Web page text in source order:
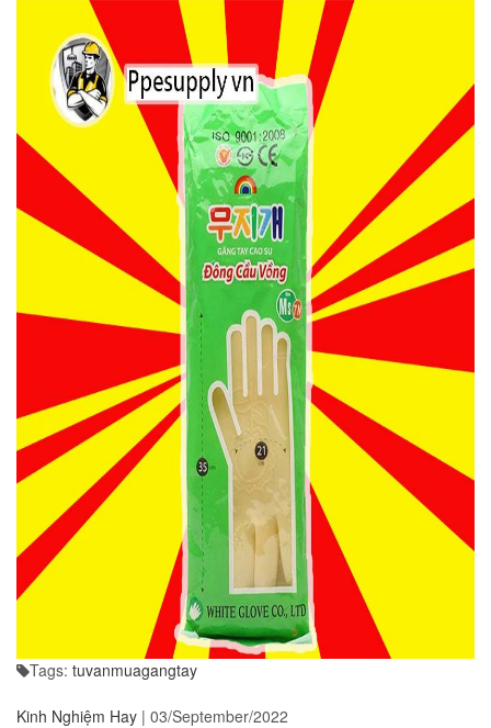
Tags: tuvanmuagangtay
Kinh Nghiệm Hay | 03/September/2022